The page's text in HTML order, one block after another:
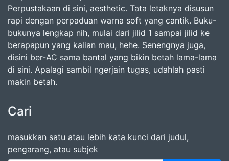
Perpustakaan di sini, aesthetic. Tata letaknya disusun
rapi dengan perpaduan warna soft yang cantik. Buku-
bukunya lengkap nih, mulai dari jilid 1 sampai jilid ke
berapapun yang kalian mau, hehe. Senengnya juga,
disini ber-AC sama bantal yang bikin betah lama-lama
di sini. Apalagi sambil ngerjain tugas, udahlah pasti
makin betah.
Cari
masukkan satu atau lebih kata kunci dari judul,
pengarang, atau subjek